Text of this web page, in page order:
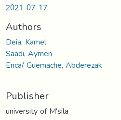
2021-07-17
Authors
Deia, Kamel
Saadi, Aymen
Enca/ Guemache, Abderezak
Publisher
university of M'sila